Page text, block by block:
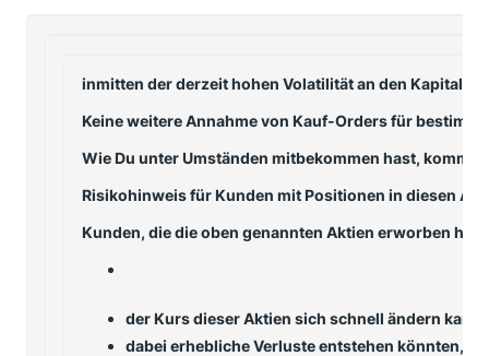
inmitten der derzeit hohen Volatilität an den
Keine weitere Annahme von Kauf-Orders für
Wie Du unter Umständen mitbekommen hast, kommt
Risikohinweis für Kunden mit Positionen in diesen
Kunden, die die oben genannten Aktien erworben
der Kurs dieser Aktien sich schnell ändern kann
dabei erhebliche Verluste entstehen könnten,